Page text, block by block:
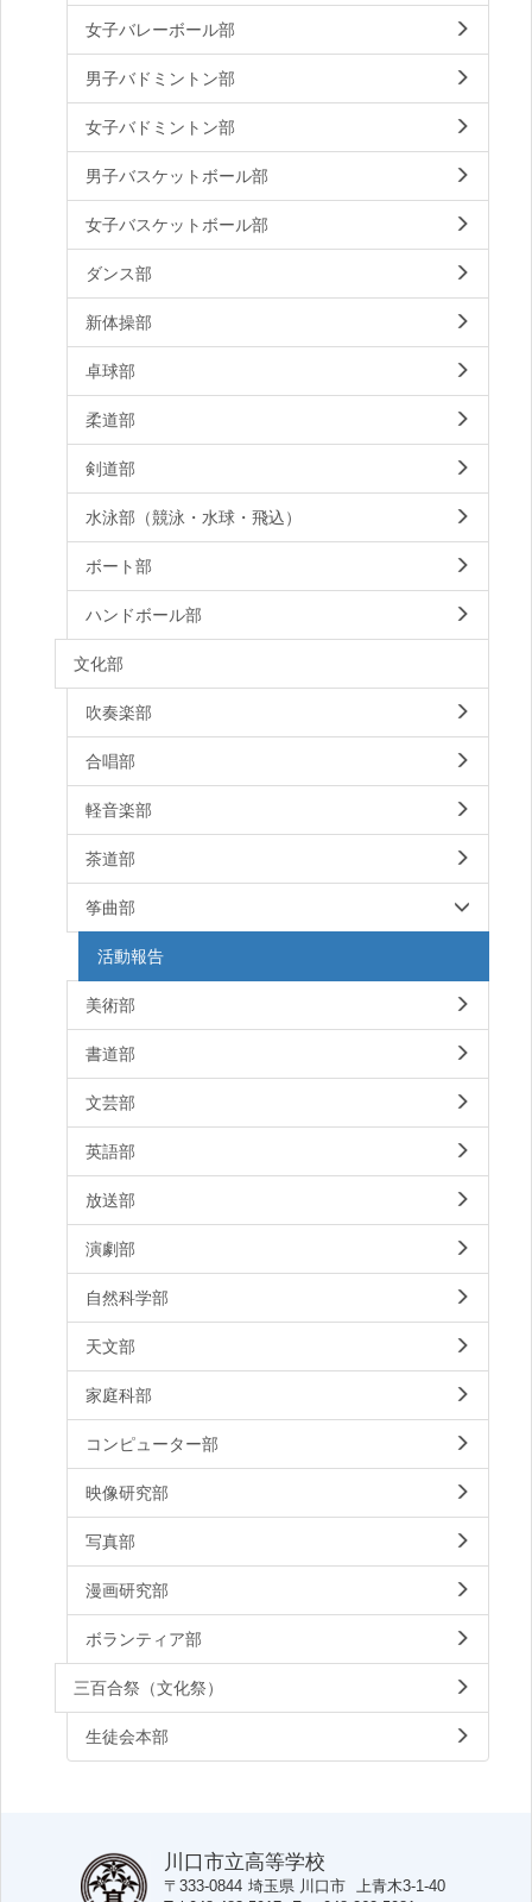
女子バレーボール部
男子バドミントン部
女子バドミントン部
男子バスケットボール部
女子バスケットボール部
ダンス部
新体操部
卓球部
柔道部
剣道部
水泳部（競泳・水球・飛込）
ボート部
ハンドボール部
文化部
吹奏楽部
合唱部
軽音楽部
茶道部
筝曲部
活動報告
美術部
書道部
文芸部
英語部
放送部
演劇部
自然科学部
天文部
家庭科部
コンピューター部
映像研究部
写真部
漫画研究部
ボランティア部
三百合祭（文化祭）
生徒会本部
川口市立高等学校
〒333-0844 埼玉県 川口市 上青木3-1-40